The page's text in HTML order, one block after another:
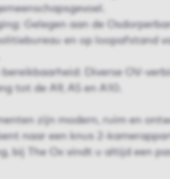
Gelegen aan de
en op loopafstand
bereikbaarheid: Diverse OV-
tot de A9, A5 en A10.
zijn modern, ruim en
naar een knus 2-
bij The Ox vindt u altijd een